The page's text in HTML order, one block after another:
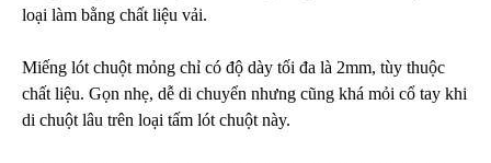
loại làm bằng chất liệu vải.
Miếng lót chuột mỏng chỉ có độ dày tối đa là 2mm, tùy thuộc
chất liệu. Gọn nhẹ, dễ di chuyển nhưng cũng khá mỏi cổ tay khi
di chuột lâu trên loại tấm lót chuột này.